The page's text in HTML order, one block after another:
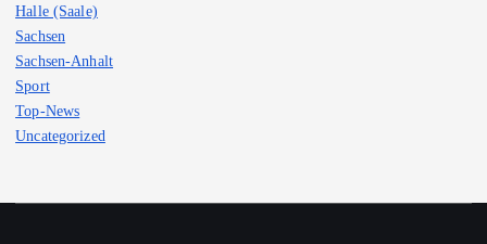
Halle (Saale)
Sachsen
Sachsen-Anhalt
Sport
Top-News
Uncategorized